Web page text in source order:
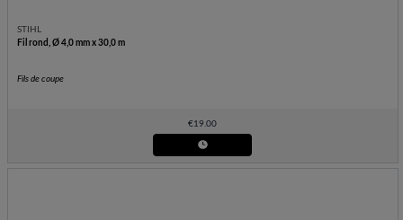
STIHL
Fil rond, Ø 4,0 mm x 30,0 m
Fils de coupe
€19.00